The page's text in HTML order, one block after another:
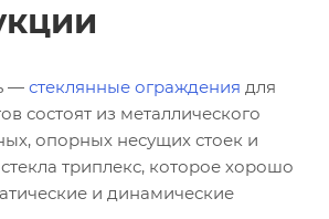
— стеклянные ограждения для
состоят из металлического
опорных несущих стоек и
триплекс, которое хорошо
и динамические